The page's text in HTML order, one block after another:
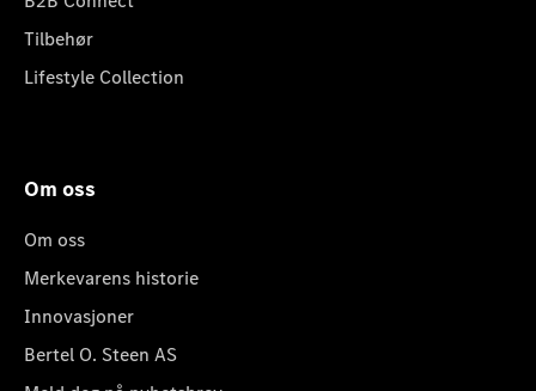
Tilbehør
Lifestyle Collection
Om oss
Om oss
Merkevarens historie
Innovasjoner
Bertel O. Steen AS